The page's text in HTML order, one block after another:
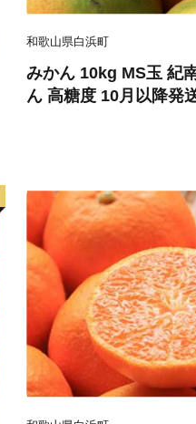
和歌山県白浜町
みかん 10kg MS玉 紀
ん 高糖度 10月以降発